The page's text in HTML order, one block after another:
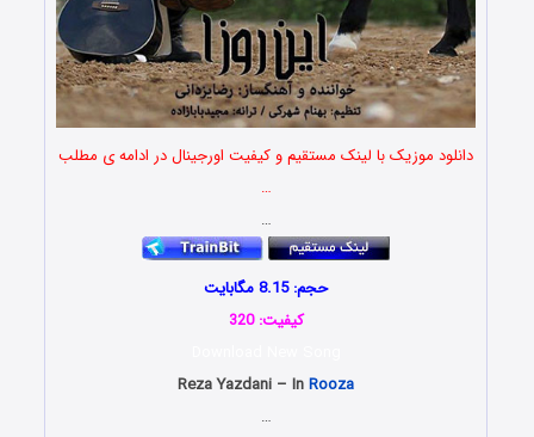
دانلود موزیک با لینک مستقیم و کیفیت اورجینال در ادامه ی مطلب
…
…
حجم: 8.15 مگابایت
کیفیت: 320
Reza Yazdani – InRooza
…